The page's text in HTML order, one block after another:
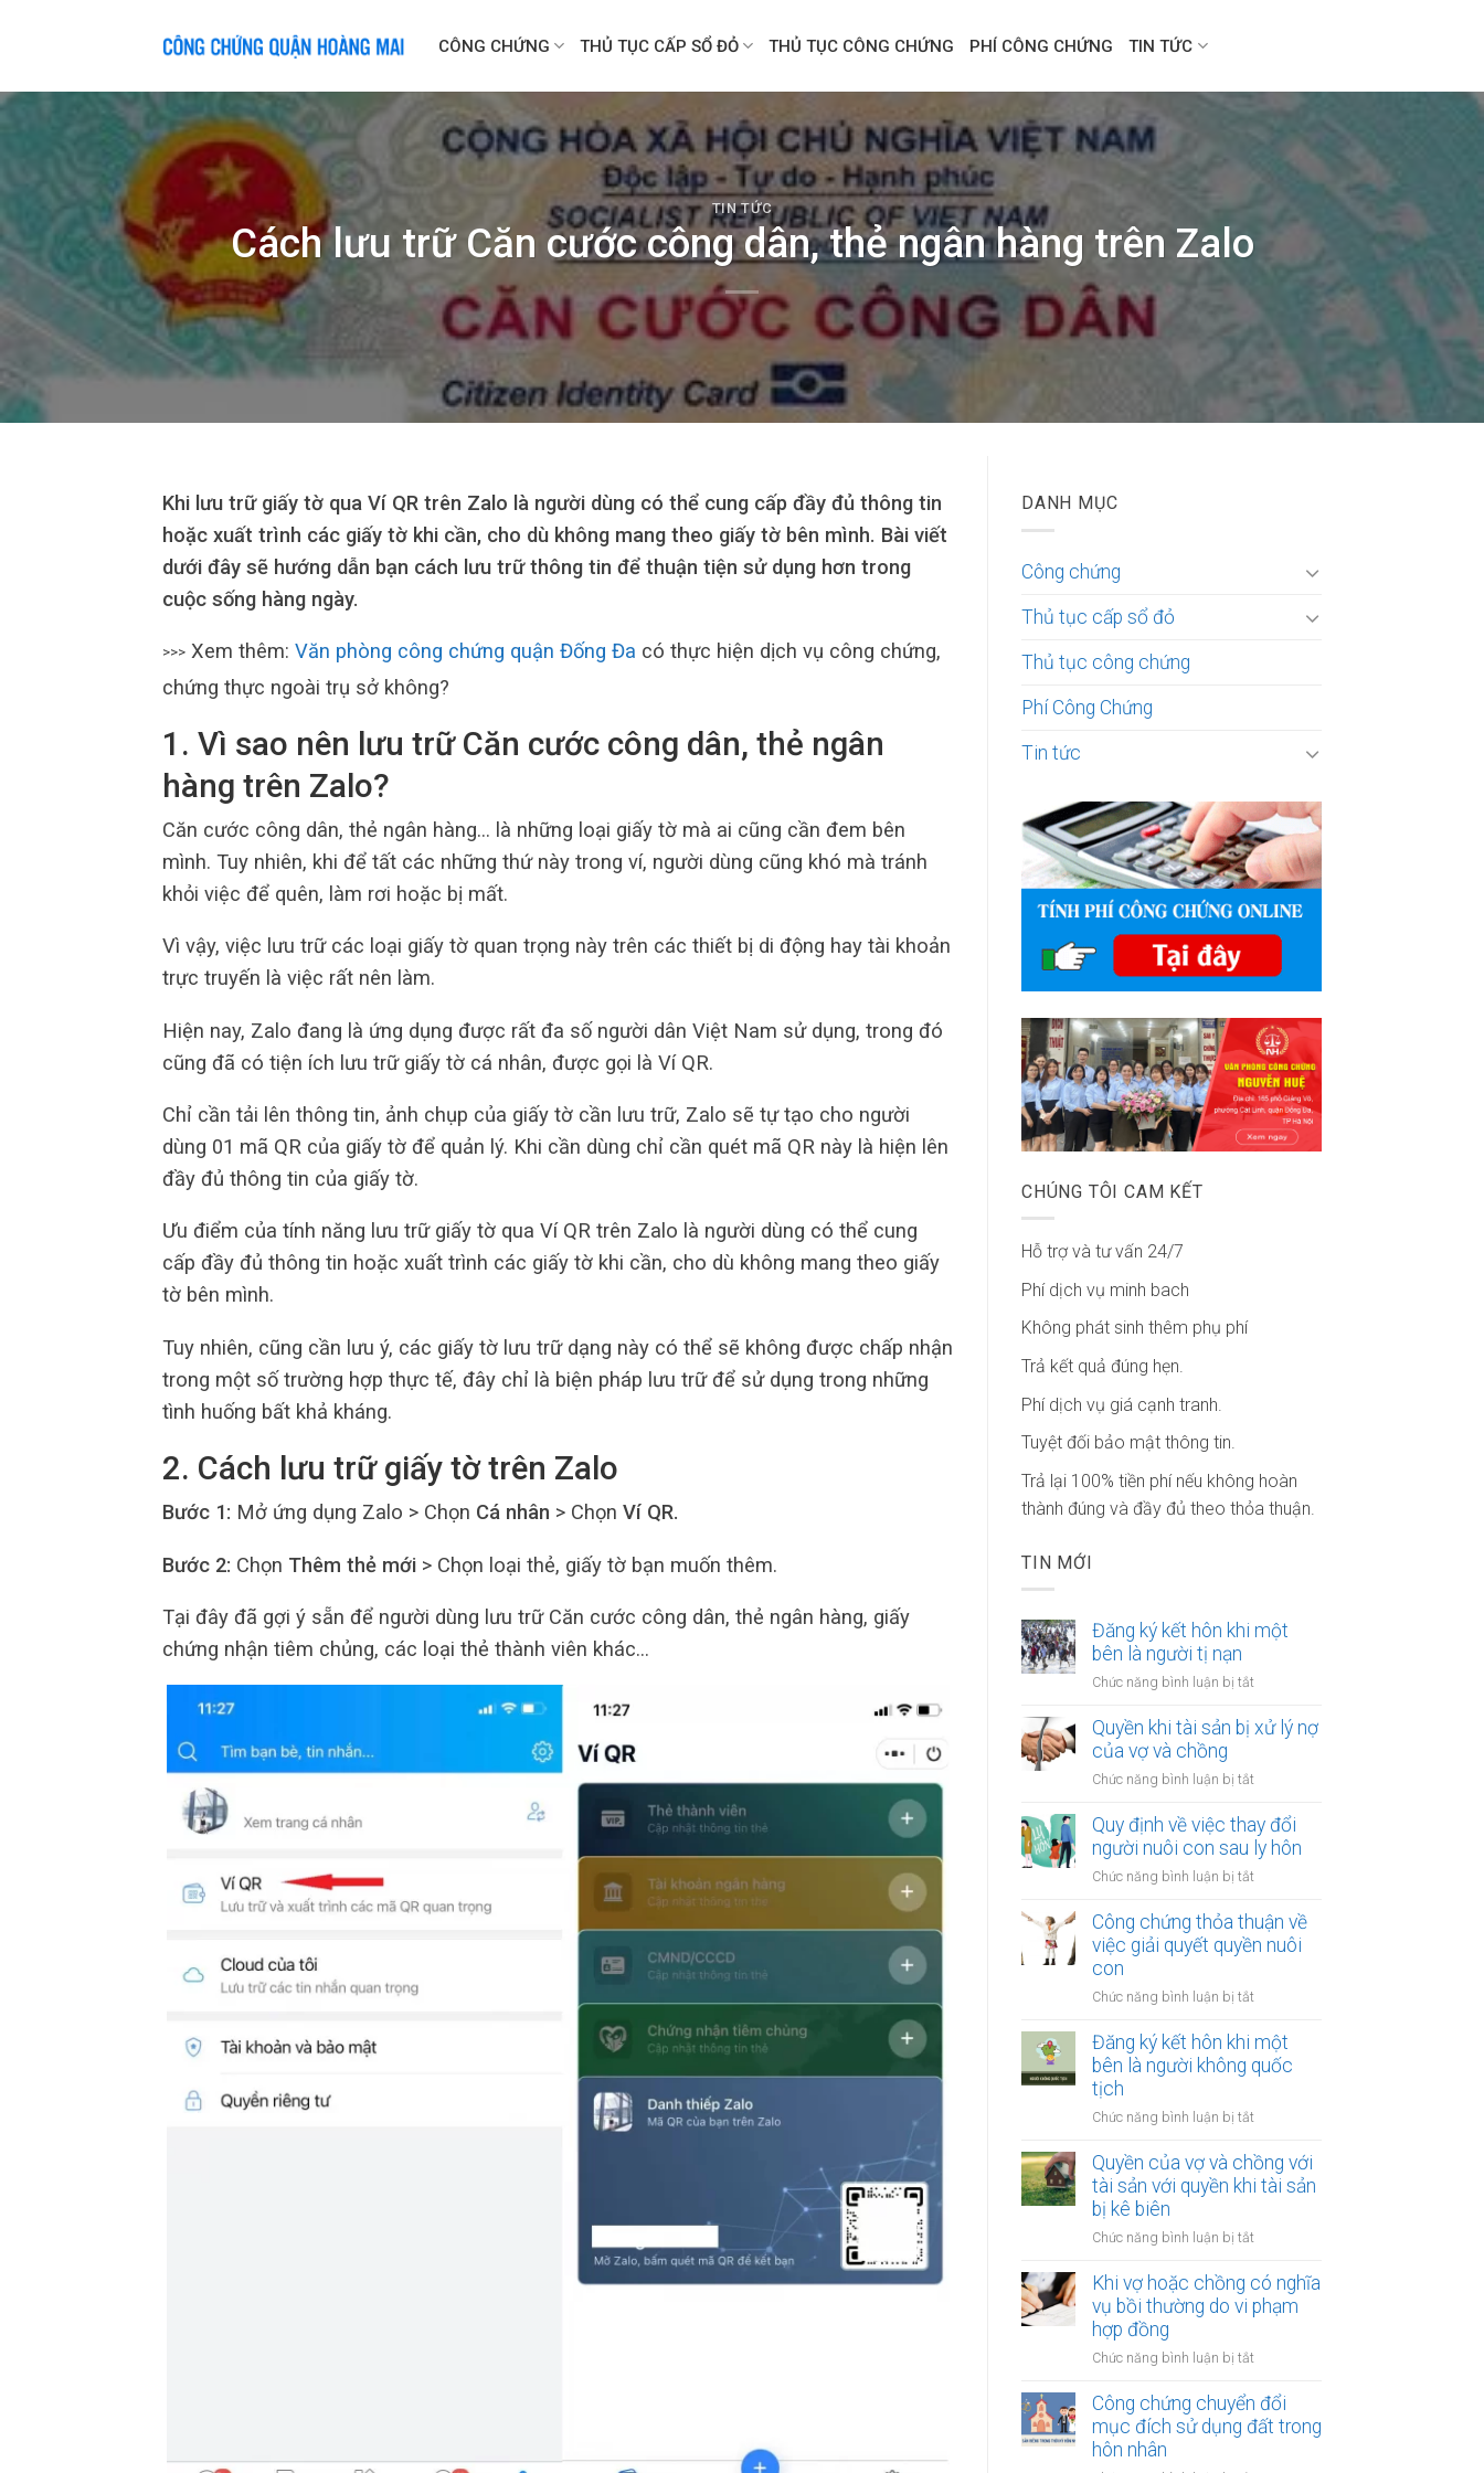
CÔNG CHỨNG THỦ TỤC CẤP SỔ ĐỎ THỦ TỤC CÔNG CHỨNG PHÍ CÔNG CHỨNG TIN TỨC
TIN TỨC
Cách lưu trữ Căn cước công dân, thẻ ngân hàng trên Zalo
Khi lưu trữ giấy tờ qua Ví QR trên Zalo là người dùng có thể cung cấp đầy đủ thông tin
hoặc xuất trình các giấy tờ khi cần, cho dù không mang theo giấy tờ bên mình. Bài viết
dưới đây sẽ hướng dẫn bạn cách lưu trữ thông tin để thuận tiện sử dụng hơn trong
cuộc sống hàng ngày.
>>> Xem thêm: Văn phòng công chứng quận Đống Đa có thực hiện dịch vụ công chứng,
chứng thực ngoài trụ sở không?
1. Vì sao nên lưu trữ Căn cước công dân, thẻ ngân
hàng trên Zalo?
Căn cước công dân, thẻ ngân hàng… là những loại giấy tờ mà ai cũng cần đem bên
mình. Tuy nhiên, khi để tất các những thứ này trong ví, người dùng cũng khó mà tránh
khỏi việc để quên, làm rơi hoặc bị mất.
Vì vậy, việc lưu trữ các loại giấy tờ quan trọng này trên các thiết bị di động hay tài khoản
trực truyến là việc rất nên làm.
Hiện nay, Zalo đang là ứng dụng được rất đa số người dân Việt Nam sử dụng, trong đó
cũng đã có tiện ích lưu trữ giấy tờ cá nhân, được gọi là Ví QR.
Chỉ cần tải lên thông tin, ảnh chụp của giấy tờ cần lưu trữ, Zalo sẽ tự tạo cho người
dùng 01 mã QR của giấy tờ để quản lý. Khi cần dùng chỉ cần quét mã QR này là hiện lên
đầy đủ thông tin của giấy tờ.
Ưu điểm của tính năng lưu trữ giấy tờ qua Ví QR trên Zalo là người dùng có thể cung
cấp đầy đủ thông tin hoặc xuất trình các giấy tờ khi cần, cho dù không mang theo giấy
tờ bên mình.
Tuy nhiên, cũng cần lưu ý, các giấy tờ lưu trữ dạng này có thể sẽ không được chấp nhận
trong một số trường hợp thực tế, đây chỉ là biện pháp lưu trữ để sử dụng trong những
tình huống bất khả kháng.
2. Cách lưu trữ giấy tờ trên Zalo
Bước 1: Mở ứng dụng Zalo > Chọn Cá nhân > Chọn Ví QR.
Bước 2: Chọn Thêm thẻ mới > Chọn loại thẻ, giấy tờ bạn muốn thêm.
Tại đây đã gợi ý sẵn để người dùng lưu trữ Căn cước công dân, thẻ ngân hàng, giấy
chứng nhận tiêm chủng, các loại thẻ thành viên khác…
DANH MỤC
Công chứng
Thủ tục cấp sổ đỏ
Thủ tục công chứng
Phí Công Chứng
Tin tức
CHÚNG TÔI CAM KẾT
Hỗ trợ và tư vấn 24/7
Phí dịch vụ minh bach
Không phát sinh thêm phụ phí
Trả kết quả đúng hẹn.
Phí dịch vụ giá cạnh tranh.
Tuyệt đối bảo mật thông tin.
Trả lại 100% tiền phí nếu không hoàn
thành đúng và đầy đủ theo thỏa thuận.
TIN MỚI
Đăng ký kết hôn khi một
bên là người tị nạn
Chức năng bình luận bị tắt
ký
khi
bên
là
nạn
Quyền khi tài sản bị xử lý nợ
của vợ và chồng
Chức năng bình luận bị tắt
khi
tài
sản
bị
lý
nợ
Quy định về việc thay đổi
người nuôi con sau ly hôn
Chức năng bình luận bị tắt
định
về
đổi
nuôi
con
Công chứng thỏa thuận về
việc giải quyết quyền nuôi
con
Chức năng bình luận bị tắt
chứng
thỏa
thuận
việc
quyết
quyền
Đăng ký kết hôn khi một
bên là người không quốc
tịch
Chức năng bình luận bị tắt
ký
kết
một
là
người
Quyền của vợ và chồng với
tài sản với quyền khi tài sản
bị kê biên
Chức năng bình luận bị tắt
của
vợ
và
với
sản
với
Khi vợ hoặc chồng có nghĩa
vụ bồi thường do vi phạm
hợp đồng
Chức năng bình luận bị tắt
vợ
hoặc
Công chứng chuyển đổi
mục đích sử dụng đất trong
hôn nhân